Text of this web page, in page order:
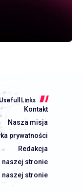
Links
Kontakt
Nasza misja
prywatności
Redakcja
naszej stronie
naszej stronie